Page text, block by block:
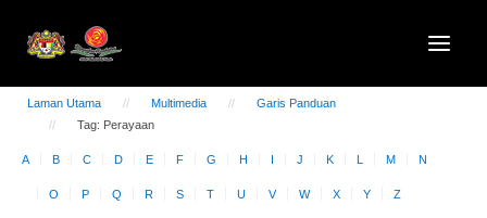
Laman Utama Multimedia
Garis Panduan
Tag: Perayaan
A B C D E F G H I J K L M N
O P Q R S T U V W X Y Z